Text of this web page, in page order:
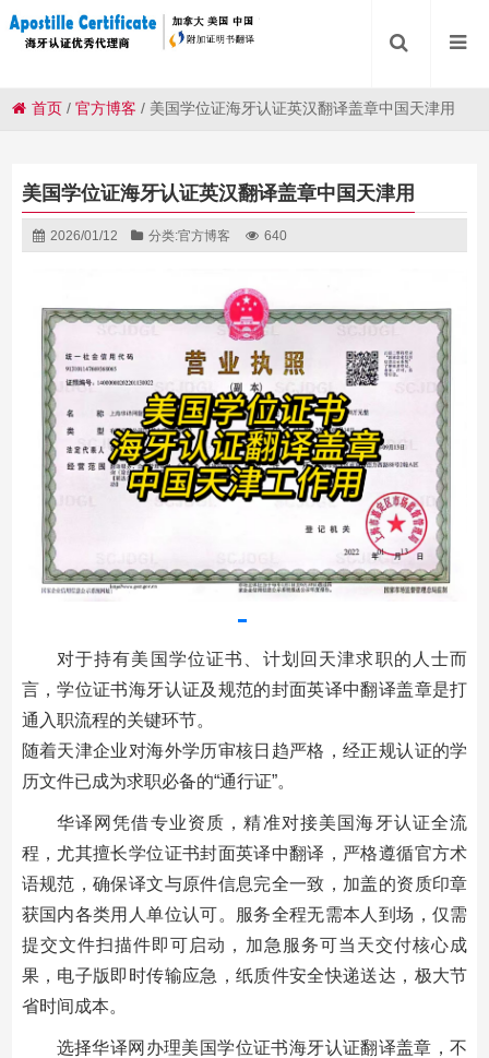
首页 /官方博客 / 美国学位证海牙认证英汉翻译盖章中国天津用
美国学位证海牙认证英汉翻译盖章中国天津用
2026/01/12 分类:官方博客 640
对于持有美国学位证书、计划回天津求职的人士而
言，学位证书海牙认证及规范的封面英译中翻译盖章是打
通入职流程的关键环节。
随着天津企业对海外学历审核日趋严格，经正规认证的学
历文件已成为求职必备的“通行证”。
华译网凭借专业资质，精准对接美国海牙认证全流
程，尤其擅长学位证书封面英译中翻译，严格遵循官方术
语规范，确保译文与原件信息完全一致，加盖的资质印章
获国内各类用人单位认可。服务全程无需本人到场，仅需
提交文件扫描件即可启动，加急服务可当天交付核心成
果，电子版即时传输应急，纸质件安全快递送达，极大节
省时间成本。
选择华译网办理美国学位证书海牙认证翻译盖章，不